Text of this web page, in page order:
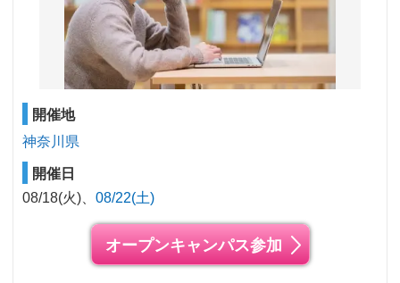
開催地
神奈川県
開催日
08/18(火)
08/22(土)
オープンキャンパス参加